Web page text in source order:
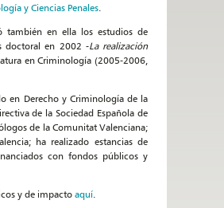
y Ciencias Penales.
también en ella los estudios de
doctoral en 2002 -La realización
en Criminología (2005-2006,
en Derecho y Criminología de la
de la Sociedad Española de
de la Comunitat Valenciana;
ha realizado estancias de
con fondos públicos y
y de impactoaquí.